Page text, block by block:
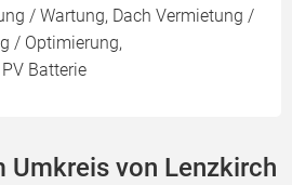
/ Wartung, Dach Vermietung /
/ Optimierung,
Batterie
Umkreis von Lenzkirch